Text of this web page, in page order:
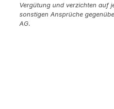
Vergütung und verzichten auf
sonstigen Ansprüche
AG.